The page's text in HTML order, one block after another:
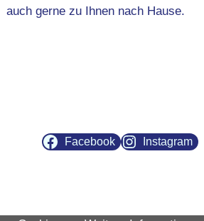
auch gerne zu Ihnen nach Hause.
Facebook Instagram